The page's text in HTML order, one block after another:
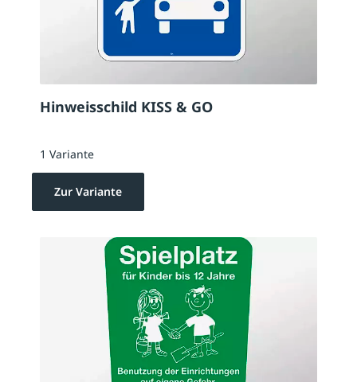
Hinweisschild KISS & GO
1 Variante
Zur Variante